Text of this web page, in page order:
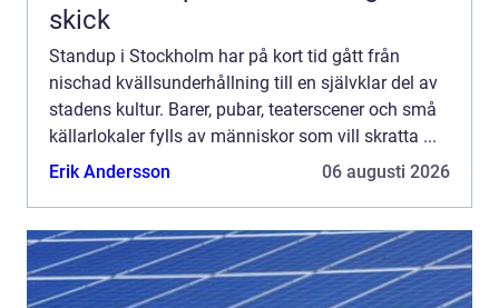
skick
Standup i Stockholm har på kort tid gått från
nischad kvällsunderhållning till en självklar del av
stadens kultur. Barer, pubar, teaterscener och små
källarlokaler fylls av människor som vill skratta ...
Erik Andersson
06 augusti 2026